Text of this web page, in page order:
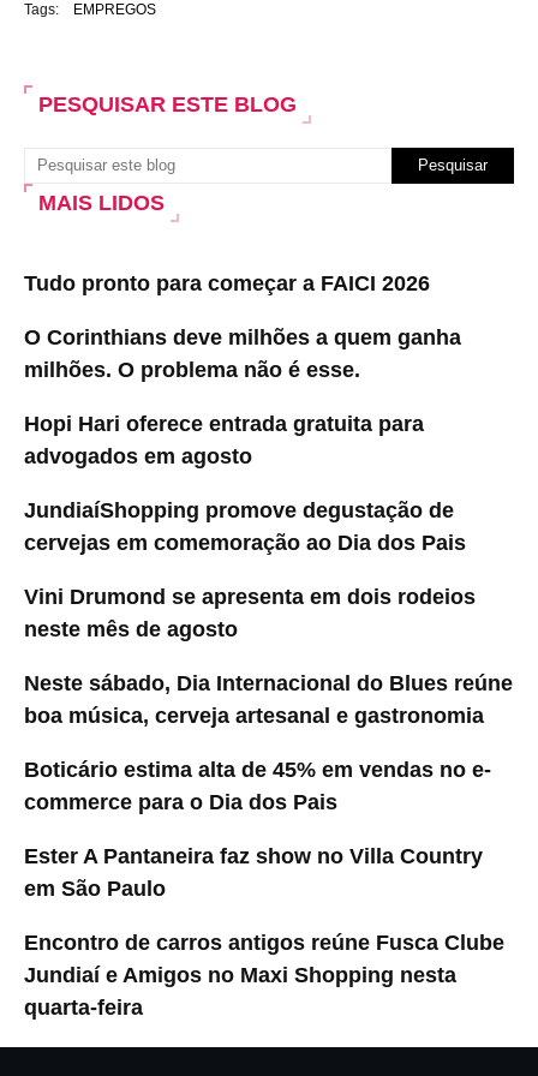
Tags: EMPREGOS
PESQUISAR ESTE BLOG
MAIS LIDOS
Tudo pronto para começar a FAICI 2026
O Corinthians deve milhões a quem ganha
milhões. O problema não é esse.
Hopi Hari oferece entrada gratuita para
advogados em agosto
JundiaíShopping promove degustação de
cervejas em comemoração ao Dia dos Pais
Vini Drumond se apresenta em dois rodeios
neste mês de agosto
Neste sábado, Dia Internacional do Blues reúne
boa música, cerveja artesanal e gastronomia
Boticário estima alta de 45% em vendas no e-
commerce para o Dia dos Pais
Ester A Pantaneira faz show no Villa Country
em São Paulo
Encontro de carros antigos reúne Fusca Clube
Jundiaí e Amigos no Maxi Shopping nesta
quarta-feira